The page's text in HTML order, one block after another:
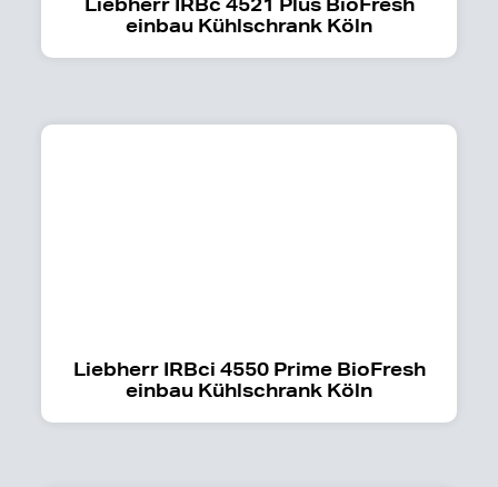
einbau Kühlschrank Köln
Liebherr IRBci 4550 Prime BioFresh
einbau Kühlschrank Köln